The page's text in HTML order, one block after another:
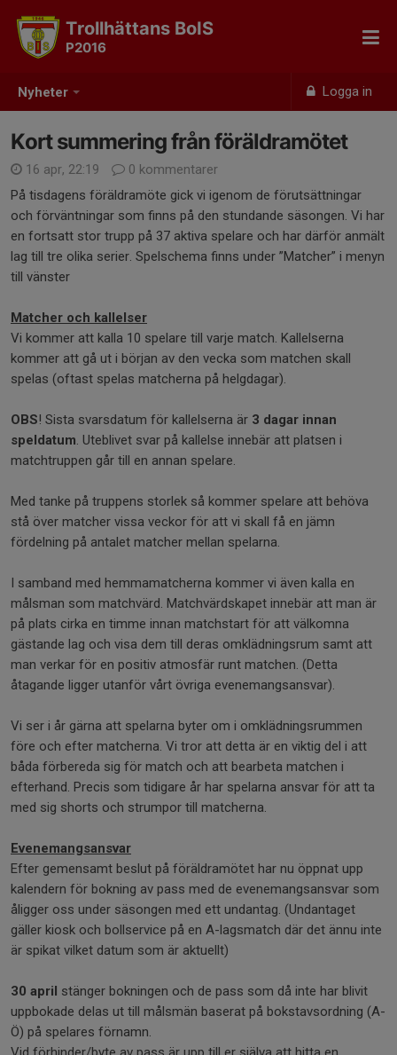
Nyheter Logga in
Trollhättans BoIS
P2016
Kort summering från föräldramötet
16 apr, 22:19
0 kommentarer
På tisdagens föräldramöte gick vi igenom de förutsättningar
och förväntningar som finns på den stundande säsongen. Vi har
en fortsatt stor trupp på 37 aktiva spelare och har därför anmält
lag till tre olika serier. Spelschema finns under ”Matcher” i menyn
till vänster
Matcher och kallelser
Vi kommer att kalla 10 spelare till varje match. Kallelserna
kommer att gå ut i början av den vecka som matchen skall
spelas (oftast spelas matcherna på helgdagar).
OBS! Sista svarsdatum för kallelserna är 3 dagar innan
speldatum. Uteblivet svar på kallelse innebär att platsen i
matchtruppen går till en annan spelare.
Med tanke på truppens storlek så kommer spelare att behöva
stå över matcher vissa veckor för att vi skall få en jämn
fördelning på antalet matcher mellan spelarna.
I samband med hemmamatcherna kommer vi även kalla en
målsman som matchvärd. Matchvärdskapet innebär att man är
på plats cirka en timme innan matchstart för att välkomna
gästande lag och visa dem till deras omklädningsrum samt att
man verkar för en positiv atmosfär runt matchen. (Detta
åtagande ligger utanför vårt övriga evenemangsansvar).
Vi ser i år gärna att spelarna byter om i omklädningsrummen
före och efter matcherna. Vi tror att detta är en viktig del i att
båda förbereda sig för match och att bearbeta matchen i
efterhand. Precis som tidigare år har spelarna ansvar för att ta
med sig shorts och strumpor till matcherna.
Evenemangsansvar
Efter gemensamt beslut på föräldramötet har nu öppnat upp
kalendern för bokning av pass med de evenemangsansvar som
åligger oss under säsongen med ett undantag. (Undantaget
gäller kiosk och bollservice på en A-lagsmatch där det ännu inte
är spikat vilket datum som är aktuellt)
30 april stänger bokningen och de pass som då inte har blivit
uppbokade delas ut till målsmän baserat på bokstavsordning (A-
Ö) på spelares förnamn.